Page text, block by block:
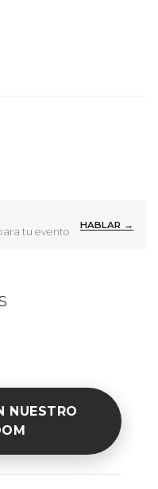
tu evento
HABLAR →
NUESTRO